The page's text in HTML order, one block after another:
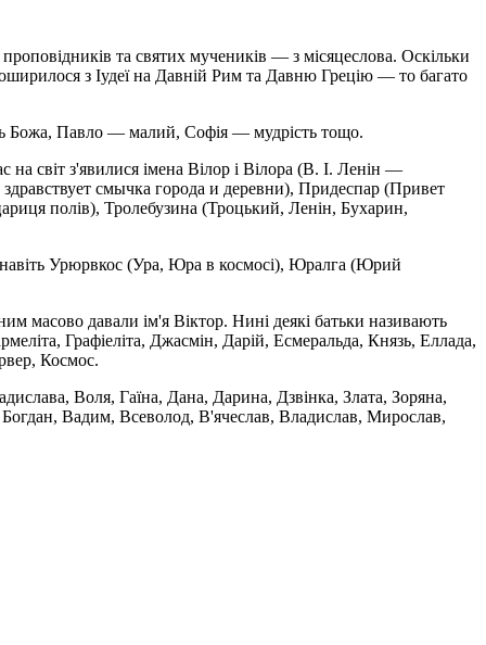
та святих мучеників — з місяцеслова. Оскільки
з Іудеї на Давній Рим та Давню Грецію — то багато
Божа, Пав­ло — малий, Софія — мудрість тощо.
на світ з'явилися імена Вілор і Вілора (В. І. Ленін —
смычка города и деревни), Придеспар (Привет
полів), Тролебузина (Троцький, Ленін, Бухарин,
навіть Урюрвкос (Ура, Юра в космосі), Юралга (Юрий
масово давали ім'я Віктор. Нині деякі батьки називають
Графіеліта, Джасмін, Дарій, Есмеральда, Князь, Еллада,
Космос.
Воля, Гаїна, Дана, Дарина, Дзвінка, Злата, Зоряна,
Вадим, Всеволод, В'ячеслав, Владислав, Мирослав,